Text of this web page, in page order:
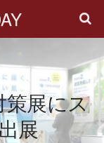
策展にス
展